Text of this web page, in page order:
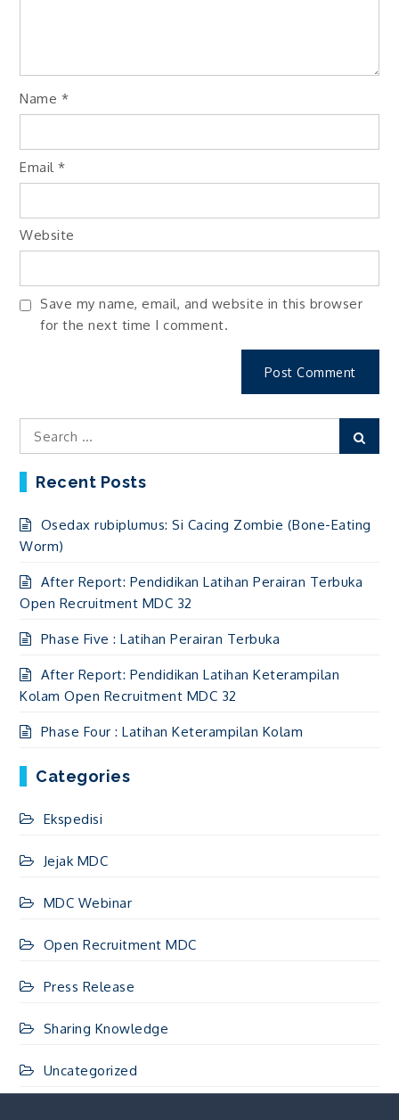
Name *
Email*
Website
Save my name, email, and website in this browser
for the next time I comment.
Search
for:
Recent Posts
Osedax rubiplumus: Si Cacing Zombie (Bone-Eating
Worm)
After Report: Pendidikan Latihan Perairan Terbuka
Open Recruitment MDC 32
Phase Five : Latihan Perairan Terbuka
After Report: Pendidikan Latihan Keterampilan
Kolam Open Recruitment MDC 32
Phase Four : Latihan Keterampilan Kolam
Categories
Ekspedisi
Jejak MDC
MDC Webinar
Open Recruitment MDC
Press Release
Sharing Knowledge
Uncategorized